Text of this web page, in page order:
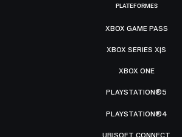
PLATEFORMES
XBOX GAME PASS
XBOX SERIES X|S
XBOX ONE
PLAYSTATION®5
PLAYSTATION®4
UBISOFT CONNECT